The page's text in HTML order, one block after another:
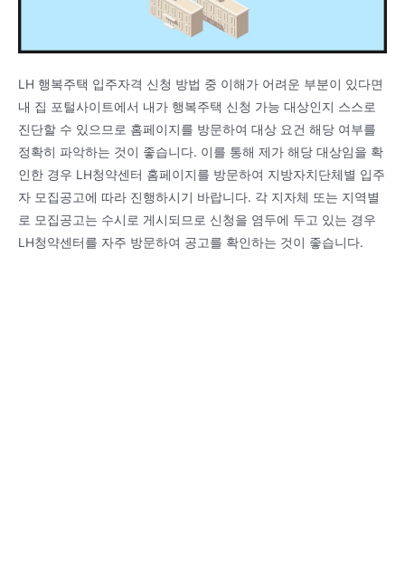
LH 행복주택 입주자격 신청 방법 중 이해가 어려운 부분이 있다면
내 집 포털사이트에서 내가 행복주택 신청 가능 대상인지 스스로
진단할 수 있으므로 홈페이지를 방문하여 대상 요건 해당 여부를
정확히 파악하는 것이 좋습니다. 이를 통해 제가 해당 대상임을 확
인한 경우 LH청약센터 홈페이지를 방문하여 지방자치단체별 입주
자 모집공고에 따라 진행하시기 바랍니다. 각 지자체 또는 지역별
로 모집공고는 수시로 게시되므로 신청을 염두에 두고 있는 경우
LH청약센터를 자주 방문하여 공고를 확인하는 것이 좋습니다.